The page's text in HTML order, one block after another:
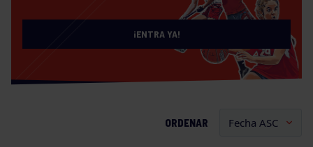
¡ENTRA YA!
ORDENAR